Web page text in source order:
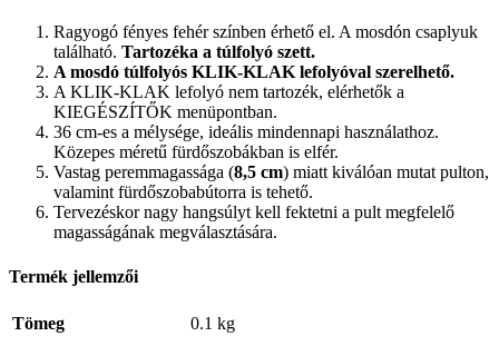
Ragyogó fényes fehér színben érhető el. A mosdón csaplyuk
található. Tartozéka a túlfolyó szett.
A mosdó túlfolyós KLIK-KLAK lefolyóval szerelhető.
A KLIK-KLAK lefolyó nem tartozék, elérhetők a
KIEGÉSZÍTŐK menüpontban.
36 cm-es a mélysége, ideális mindennapi használathoz.
Közepes méretű fürdőszobákban is elfér.
Vastag peremmagassága (8,5 cm) miatt kiválóan mutat pulton,
valamint fürdőszobabútorra is tehető.
Tervezéskor nagy hangsúlyt kell fektetni a pult megfelelő
magasságának megválasztására.
Termék jellemzői
Tömeg 0.1 kg